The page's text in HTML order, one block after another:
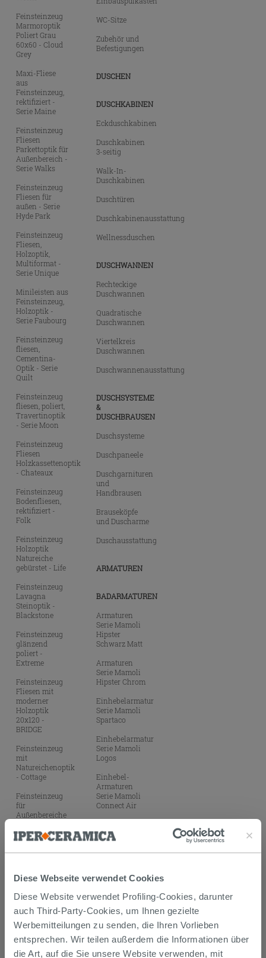
Diese Webseite verwendet Cookies
Diese Website verwendet Profiling-Cookies, darunter
auch Third-Party-Cookies, um Ihnen gezielte
Werbemitteilungen zu senden, die Ihren Vorlieben
entsprechen. Wir teilen außerdem die Informationen über
die Art, auf die Sie unsere Website verwenden, mit
Feinsteinzeug
Marmoroptik
Poliert Grau
60x60 - Cloud
Grey
Maxi-Fliese
aus
Feinsteinzeug,
rektifiziert -
Serie Maine
Feinsteinzeug
Fliesen
Parkettoptik für
Außenbereich -
Serie Walks
Feinsteinzeug
Fliesen für
außen - Serie
Hyde Park
Feinsteinzeug
Fliesen,
Holzoptik,
Multiformat -
Serie Unique
Minileisten aus
Feinsteinzeug,
Holzoptik -
Serie Faubourg
Feinsteinzeug
fliesen,
Cementina-
Optik - Serie
Quilt
Feinsteinzeug
fliesen, poliert,
Travertinoptik
- Serie Moon
Feinsteinzeug
Fliesen
Holzkassettenoptik
- Chateaux
Feinsteinzeug
Bodenfliesen,
rektifiziert -
Folk
Feinsteinzeug
Holzoptik
Natureiche
gebürstet - Life
Feinsteinzeug
Lavagna
Steinoptik -
Blackstone
Feinsteinzeug
glänzend
poliert -
Extreme
Feinsteinzeug
Fliesen mit
moderner
Holzoptik
20x120 -
BRIDGE
Feinsteinzeug
mit
Natureichenoptik
- Cottage
Feinsteinzeug
für
Außenbereiche
Peak
Feinsteinzeug
20x20 -
Feinsteinzeug
Impruneta
WC-Sitze
Zubehör und
Befestigungen
DUSCHEN
DUSCHKABINEN
Eckduschkabinen
Duschkabinen
3-seitig
Walk-In-
Duschkabinen
Duschtüren
Duschkabinenausstattung
Wellnessduschen
DUSCHWANNEN
Rechteckige
Duschwannen
Quadratische
Duschwannen
Viertelkreis
Duschwannen
Duschwannenausstattung
DUSCHSYSTEME
&
DUSCHBRAUSEN
Duschsysteme
Duschpaneele
Duschgarnituren
und
Handbrausen
Brauseköpfe
und Duscharme
Duschausstattung
ARMATUREN
BADARMATUREN
Armaturen
Serie Mamoli
Hipster
Schwarz Matt
Armaturen
Serie Mamoli
Hipster Chrom
Einhebelarmatur
Serie Mamoli
Spartaco
Einhebelarmatur
Serie Mamoli
Logos
Einhebel-
Armaturen
Serie Mamoli
Connect Air
Armaturen
Serie Daisy
schwarz matt
Serie Carola
Einhebelmischer
Serie Carola
Einhebel-